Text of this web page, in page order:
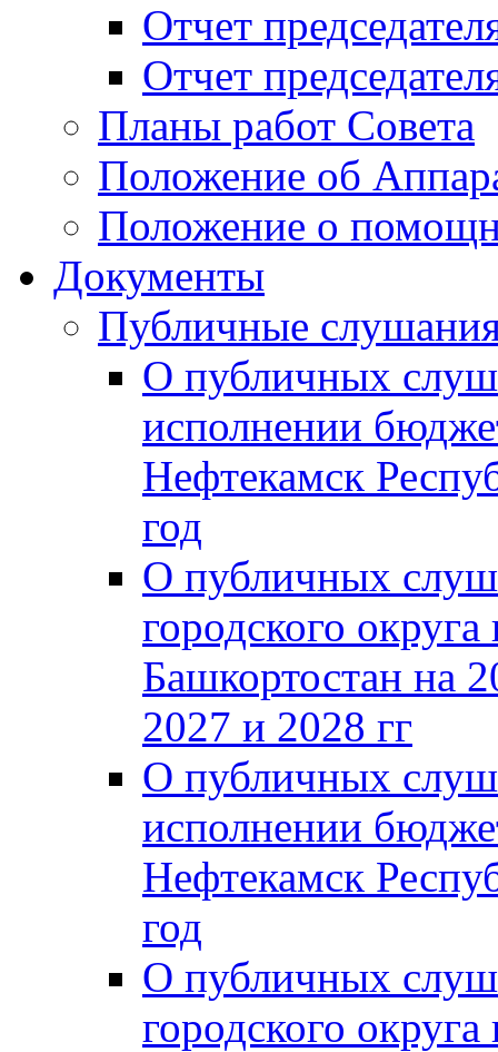
Отчет
Отчет
Планы работ Совета
Положение об
Положение о
Документы
Публичные
О публичных
исполнении
Нефтекамск
год
О публичных
городского
Башкортостан на
2027 и 2028 гг
О публичных
исполнении
Нефтекамск
год
О публичных
городского